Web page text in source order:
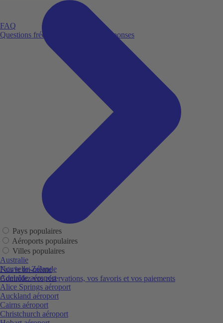
FAQ
Questions fréquemment posées et réponses
Fais le toi-même
Contrôlez vos réservations, vos favoris et vos paiements
Pays populaires
Aéroports populaires
Villes populaires
Australie
Nouvelle-Zélande
Adelaide aéroport
Alice Springs aéroport
Auckland aéroport
Cairns aéroport
Christchurch aéroport